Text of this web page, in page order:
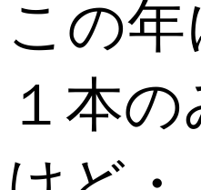
この
１本の